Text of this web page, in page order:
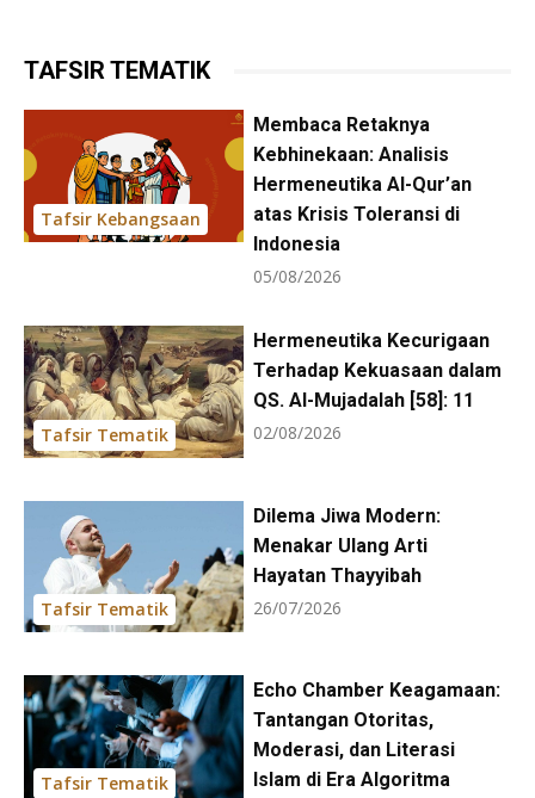
TAFSIR TEMATIK
Tafsir Kebangsaan
Membaca Retaknya
Kebhinekaan: Analisis
Hermeneutika Al-Qur’an
atas Krisis Toleransi di
Indonesia
05/08/2026
Tafsir Tematik
Hermeneutika Kecurigaan
Terhadap Kekuasaan dalam
QS. Al-Mujadalah [58]: 11
02/08/2026
Tafsir Tematik
Dilema Jiwa Modern:
Menakar Ulang Arti
Hayatan Thayyibah
26/07/2026
Tafsir Tematik
Echo Chamber Keagamaan:
Tantangan Otoritas,
Moderasi, dan Literasi
Islam di Era Algoritma